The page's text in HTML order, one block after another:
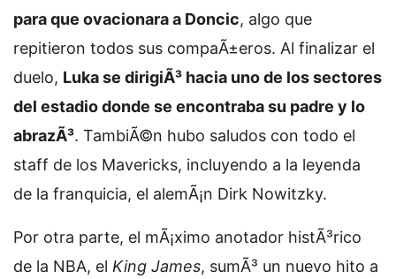
para que ovacionara a Doncic, algo que
repitieron todos sus compaÃ±eros. Al finalizar el
duelo, Luka se dirigiÃ³ hacia uno de los sectores
del estadio donde se encontraba su padre y lo
abrazÃ³. TambiÃ©n hubo saludos con todo el
staff de los Mavericks, incluyendo a la leyenda
de la franquicia, el alemÃ¡n Dirk Nowitzky.
Por otra parte, el mÃ¡ximo anotador histÃ³rico
de la NBA, el King James, sumÃ³ un nuevo hito a